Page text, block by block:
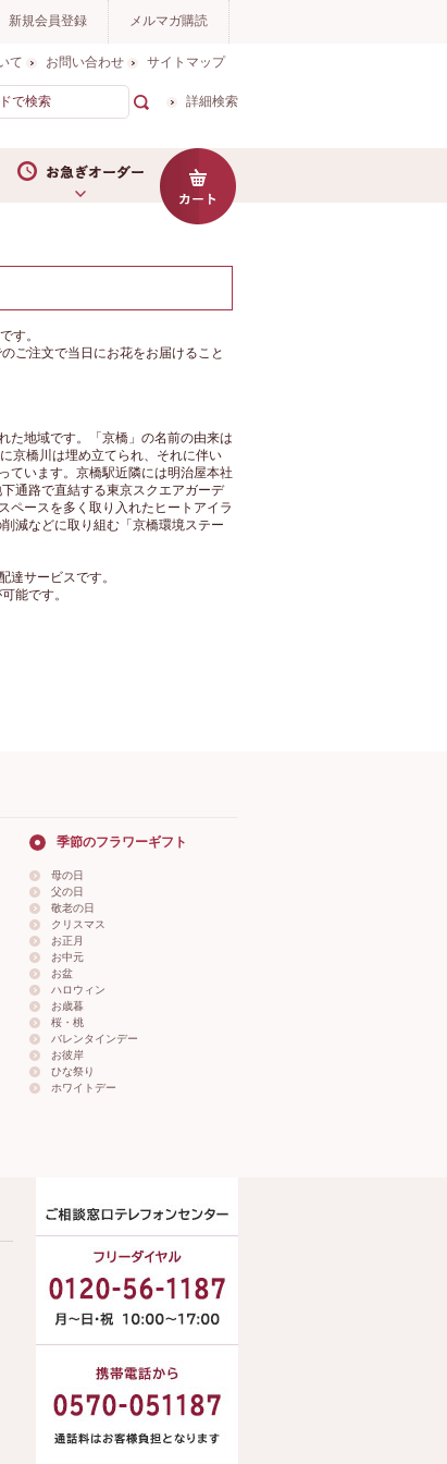
新規会員登録 メルマガ購読
て お問い合わせ サイトマップ
詳細検索
す。
ご注文で当日にお花をお届けること
た地域です。「京橋」の名前の由来は
京橋川は埋め立てられ、それに伴い
ています。京橋駅近隣には明治屋本社
通路で直結する東京スクエアガーデ
ペースを多く取り入れたヒートアイラ
減などに取り組む「京橋環境ステー
達サービスです。
能です。
季節のフラワーギフト
母の日
父の日
敬老の日
クリスマス
お正月
お中元
お盆
ハロウィン
お歳暮
桜・桃
バレンタインデー
お彼岸
ひな祭り
ホワイトデー